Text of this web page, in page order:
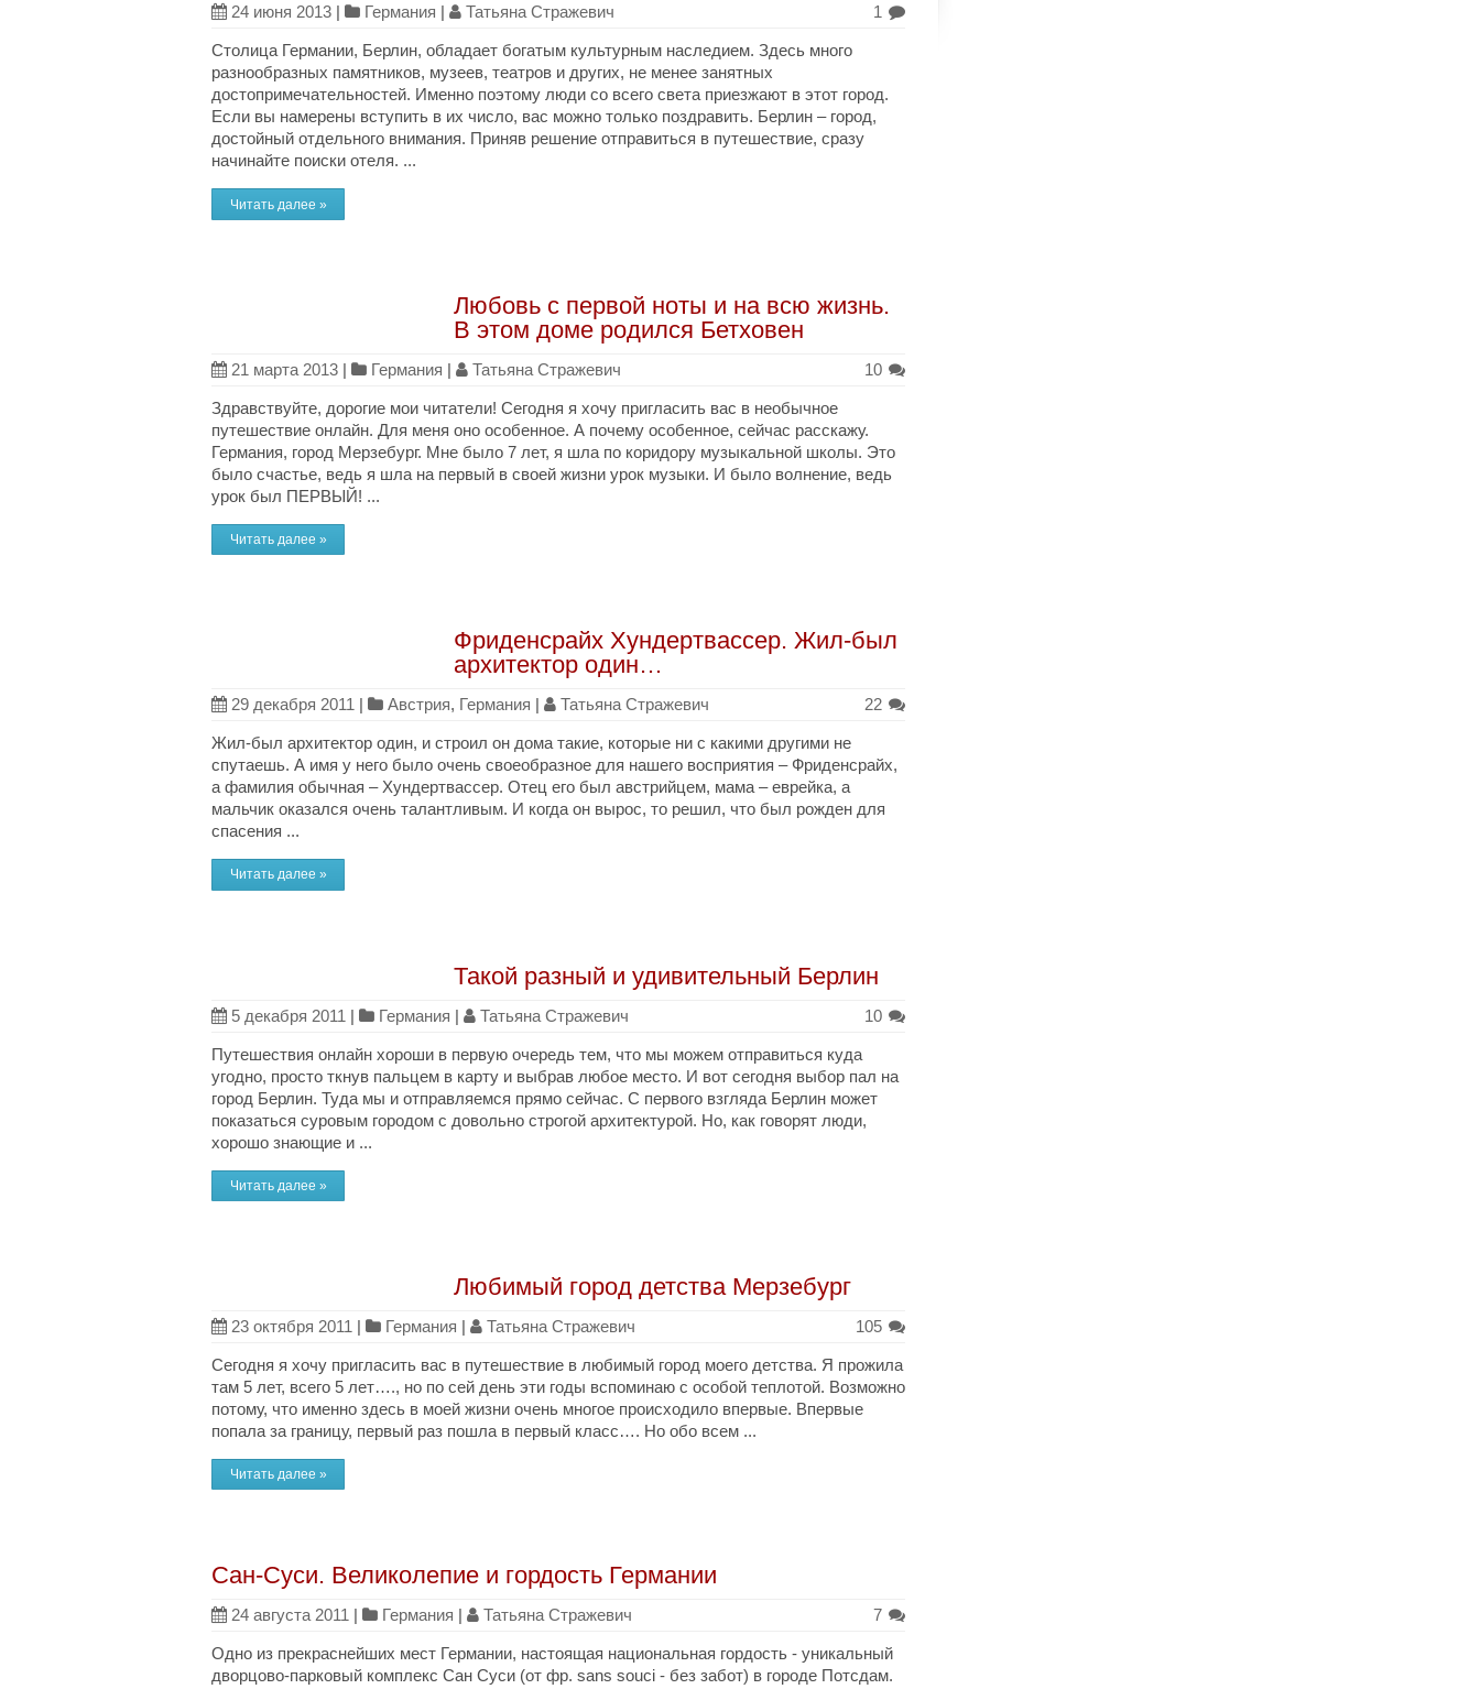
24 июня 2013 | Германия | Татьяна Стражевич 1
Столица Германии, Берлин, обладает богатым культурным наследием. Здесь много
разнообразных памятников, музеев, театров и других, не менее занятных
достопримечательностей. Именно поэтому люди со всего света приезжают в этот город.
Если вы намерены вступить в их число, вас можно только поздравить. Берлин – город,
достойный отдельного внимания. Приняв решение отправиться в путешествие, сразу
начинайте поиски отеля. ...
Читать далее »
Любовь с первой ноты и на всю жизнь.
В этом доме родился Бетховен
21 марта 2013 | Германия | Татьяна Стражевич 10
Здравствуйте, дорогие мои читатели! Сегодня я хочу пригласить вас в необычное
путешествие онлайн. Для меня оно особенное. А почему особенное, сейчас расскажу.
Германия, город Мерзебург. Мне было 7 лет, я шла по коридору музыкальной школы. Это
было счастье, ведь я шла на первый в своей жизни урок музыки. И было волнение, ведь
урок был ПЕРВЫЙ! ...
Читать далее »
Фриденсрайх Хундертвассер. Жил-был
архитектор один…
29 декабря 2011 | Австрия, Германия | Татьяна Стражевич 22
Жил-был архитектор один, и строил он дома такие, которые ни с какими другими не
спутаешь. А имя у него было очень своеобразное для нашего восприятия – Фриденсрайх,
а фамилия обычная – Хундертвассер. Отец его был австрийцем, мама – еврейка, а
мальчик оказался очень талантливым. И когда он вырос, то решил, что был рожден для
спасения ...
Читать далее »
Такой разный и удивительный Берлин
5 декабря 2011 | Германия | Татьяна Стражевич 10
Путешествия онлайн хороши в первую очередь тем, что мы можем отправиться куда
угодно, просто ткнув пальцем в карту и выбрав любое место. И вот сегодня выбор пал на
город Берлин. Туда мы и отправляемся прямо сейчас. С первого взгляда Берлин может
показаться суровым городом с довольно строгой архитектурой. Но, как говорят люди,
хорошо знающие и ...
Читать далее »
Любимый город детства Мерзебург
23 октября 2011 | Германия | Татьяна Стражевич 105
Сегодня я хочу пригласить вас в путешествие в любимый город моего детства. Я прожила
там 5 лет, всего 5 лет…., но по сей день эти годы вспоминаю с особой теплотой. Возможно
потому, что именно здесь в моей жизни очень многое происходило впервые. Впервые
попала за границу, первый раз пошла в первый класс…. Но обо всем ...
Читать далее »
Сан-Суси. Великолепие и гордость Германии
24 августа 2011 | Германия | Татьяна Стражевич 7
Одно из прекраснейших мест Германии, настоящая национальная гордость - уникальный
дворцово-парковый комплекс Сан Суси (от фр. sans souci - без забот) в городе Потсдам.